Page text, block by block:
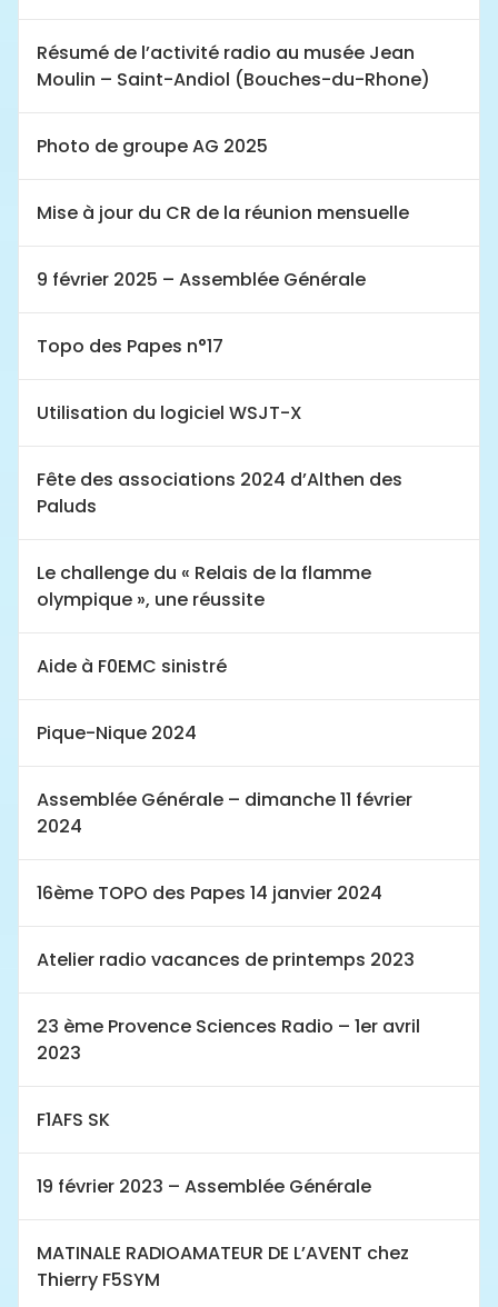
Résumé de l’activité radio au musée Jean
Moulin – Saint-Andiol (Bouches-du-Rhone)
Photo de groupe AG 2025
Mise à jour du CR de la réunion mensuelle
9 février 2025 – Assemblée Générale
Topo des Papes n°17
Utilisation du logiciel WSJT-X
Fête des associations 2024 d’Althen des
Paluds
Le challenge du « Relais de la flamme
olympique », une réussite
Aide à F0EMC sinistré
Pique-Nique 2024
Assemblée Générale – dimanche 11 février
2024
16ème TOPO des Papes 14 janvier 2024
Atelier radio vacances de printemps 2023
23 ème Provence Sciences Radio – 1er avril
2023
F1AFS SK
19 février 2023 – Assemblée Générale
MATINALE RADIOAMATEUR DE L’AVENT chez
Thierry F5SYM